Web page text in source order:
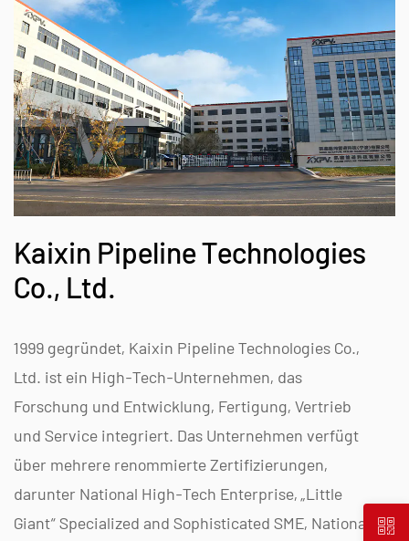
Kaixin Pipeline Technologies
Co., Ltd.
1999 gegründet, Kaixin Pipeline Technologies Co.,
Ltd. ist ein High-Tech-Unternehmen, das
Forschung und Entwicklung, Fertigung, Vertrieb
und Service integriert. Das Unternehmen verfügt
über mehrere renommierte Zertifizierungen,
darunter National High-Tech Enterprise, „Little
Giant“ Specialized and Sophisticated SME, National